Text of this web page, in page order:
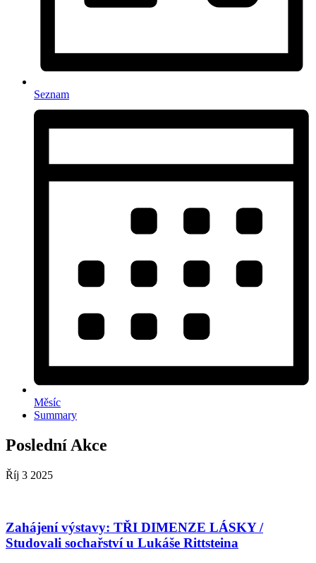
Seznam
Měsíc
Summary
Poslední Akce
Říj 3 2025
Zahájení výstavy: TŘI DIMENZE LÁSKY /
Studovali sochařství u Lukáše Rittsteina